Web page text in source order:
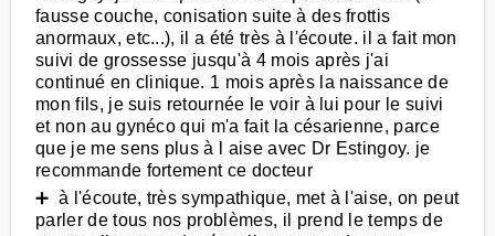
fausse couche, conisation suite à des frottis
anormaux, etc...), il a été très à l'écoute. il a fait mon
suivi de grossesse jusqu'à 4 mois après j'ai
continué en clinique. 1 mois après la naissance de
mon fils, je suis retournée le voir à lui pour le suivi
et non au gynéco qui m'a fait la césarienne, parce
que je me sens plus à l aise avec Dr Estingoy. je
recommande fortement ce docteur
➕ à l'écoute, très sympathique, met à l'aise, on peut
parler de tous nos problèmes, il prend le temps de